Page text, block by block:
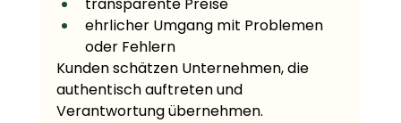
transparente Preise
ehrlicher Umgang mit Problemen
oder Fehlern
Kunden schätzen Unternehmen, die
authentisch auftreten und
Verantwortung übernehmen.